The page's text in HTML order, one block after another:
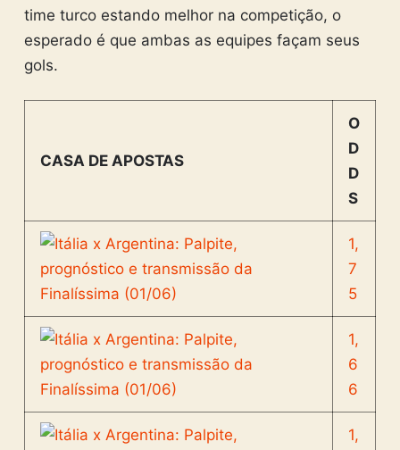
time turco estando melhor na competição, o
esperado é que ambas as equipes façam seus
gols.
CASA DE APOSTAS
O
D
D
S
1,
7
5
1,
6
6
1,